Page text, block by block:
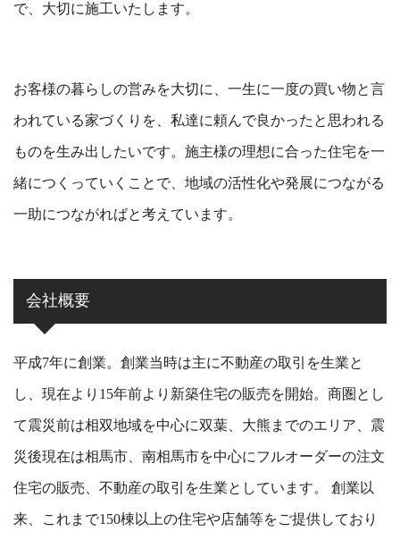
で、大切に施工いたします。
お客様の暮らしの営みを大切に、一生に一度の買い物と言
われている家づくりを、私達に頼んで良かったと思われる
ものを生み出したいです。施主様の理想に合った住宅を一
緒につくっていくことで、地域の活性化や発展につながる
一助につながればと考えています。
会社概要
平成7年に創業。創業当時は主に不動産の取引を生業と
し、現在より15年前より新築住宅の販売を開始。商圏とし
て震災前は相双地域を中心に双葉、大熊までのエリア、震
災後現在は相馬市、南相馬市を中心にフルオーダーの注文
住宅の販売、不動産の取引を生業としています。 創業以
来、これまで150棟以上の住宅や店舗等をご提供しており